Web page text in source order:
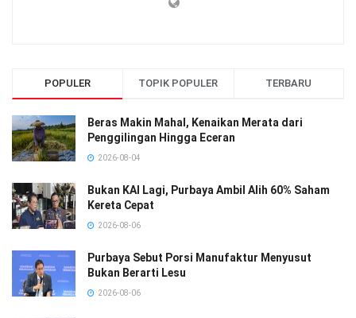
POPULER TOPIK POPULER TERBARU
Beras Makin Mahal, Kenaikan Merata dari
Penggilingan Hingga Eceran
2026-08-04
Bukan KAI Lagi, Purbaya Ambil Alih 60% Saham
Kereta Cepat
2026-08-06
Purbaya Sebut Porsi Manufaktur Menyusut
Bukan Berarti Lesu
2026-08-06